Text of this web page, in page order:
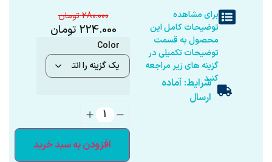
برای مشاهده
توضیحات کامل این
محصول به قسمت
توضیحات تکمیلی در
گزینه های زیر مراجعه
کنیدشرایط: آماده
ارسال
280.000
224.000 تومان
Color
افزودن به سبد خرید